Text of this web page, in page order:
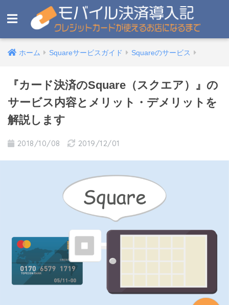
ホーム Squareサービスガイド Squareのサービス
『カード決済のSquare（スクエア）』の
サービス内容とメリット・デメリットを
解説します
2018/10/08 2019/12/01